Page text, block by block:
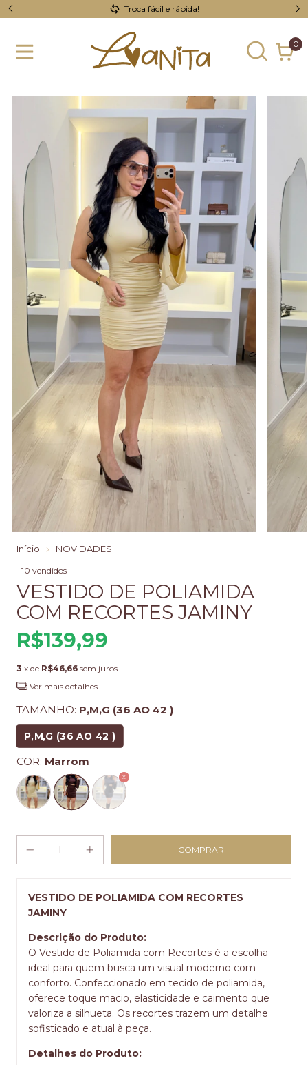
Troca fácil e rápida!
0
Início NOVIDADES
+10 vendidos
VESTIDO DE POLIAMIDA
COM RECORTES JAMINY
R$139,99
3 x de R$46,66 sem juros
Ver mais detalhes
TAMANHO: P,M,G (36 AO 42 )
P,M,G (36 AO 42 )
COR: Marrom
VESTIDO DE POLIAMIDA COM RECORTES
JAMINY
Descrição do Produto:
O Vestido de Poliamida com Recortes é a escolha
ideal para quem busca um visual moderno com
conforto. Confeccionado em tecido de poliamida,
oferece toque macio, elasticidade e caimento que
valoriza a silhueta. Os recortes trazem um detalhe
sofisticado e atual à peça.
Detalhes do Produto: